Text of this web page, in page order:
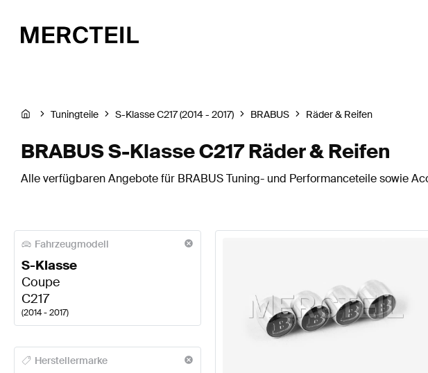
Tuningteile S-Klasse C217 (2014 - 2017) BRABUS Räder & Reifen
BRABUS S-Klasse C217 Räder & Reifen
Alle verfügbaren Angebote für BRABUS Tuning- und Performanceteile sowie
Fahrzeugmodell
S-Klasse
Coupe
C217
(2014 - 2017)
BRABUS A-Klasse Räder & Reifen BRABUS A-Klasse W177
Herstellermarke